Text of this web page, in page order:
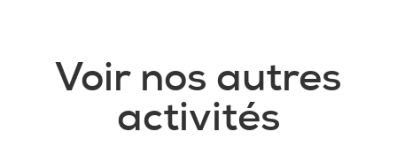
Voir nos autres
activités